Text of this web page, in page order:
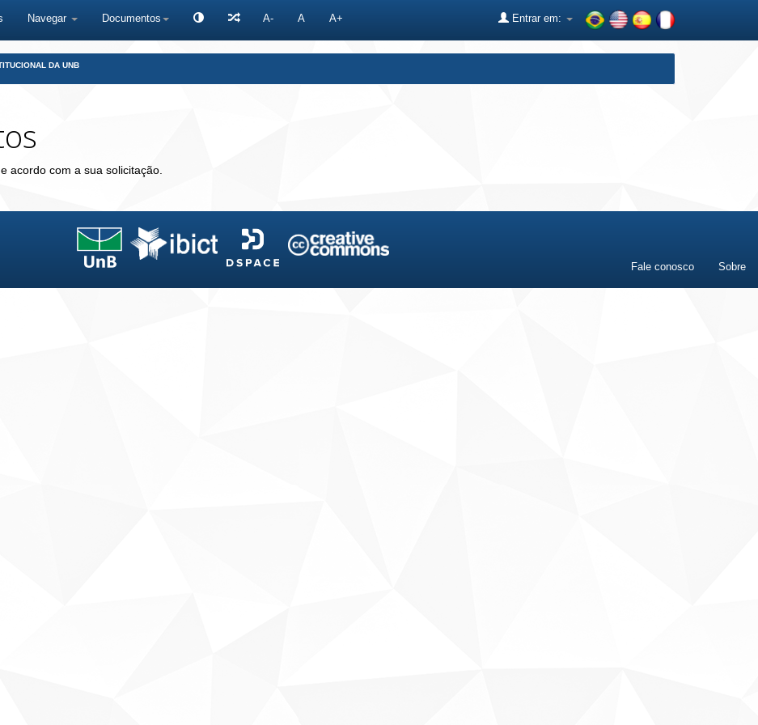
Navegar Documentos A- A A+ Entrar em:
DA UNB
acordo com a sua solicitação.
Fale conosco Sobre